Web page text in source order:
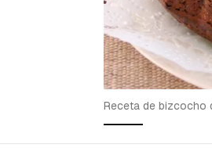
Receta de bizcocho